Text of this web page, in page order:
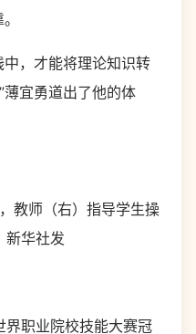
，才能将理论知识转
薄宜勇道出了他的体
师（右）指导学生操
新华社发
职业院校技能大赛冠